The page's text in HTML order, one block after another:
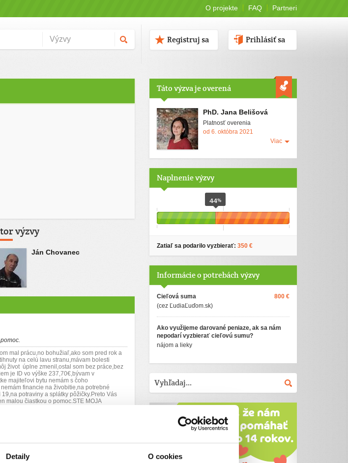
Detaily O cookies
O projekte FAQ Partneri
Prihlásiť sa
Registruj sa
výzvy
Ján Chovanec
mal prácu,no bohužiaľ,ako som pred rok a
na celú lavu stranu,mávam bolesti
život úplne zmenil,ostal som bez práce,bez
je ID vo výške 237,70€,bývam v
majiteľovi bytu nemám s čoho
financie na živobitie,na potrebné
potraviny a splátky pôžičky.Preto Vás
malou čiastkou o pomoc.STE MOJA
Táto výzva je overená
PhD. Jana Belišová
Platnosť overenia
od 6. októbra 2021
Viac
Naplnenie výzvy
44%
Zatiaľ sa podarilo vyzbierať: 350 €
Informácie o potrebách výzvy
Cieľová suma
(cez ĽudiaĽuďom.sk)
800 €
Ako využijeme darované peniaze, ak sa nám
nepodarí vyzbierať cieľovú sumu?
nájom a lieky